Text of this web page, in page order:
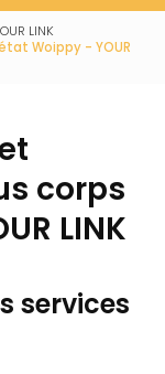
LINK
Woippy - YOUR
corps
LINK
services